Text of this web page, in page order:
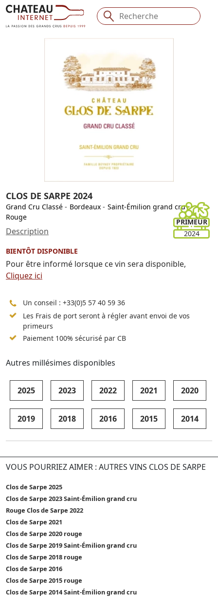
CLOS DE SARPE 2024
Grand Cru Classé - Bordeaux - Saint-Émilion grand cru-
Rouge
PRIMEUR
2024
Description
BIENTÔT DISPONIBLE
Pour être informé lorsque ce vin sera disponible,
Cliquez ici
Un conseil : +33(0)5 57 40 59 36
Les Frais de port seront à régler avant envoi de vos
primeurs
Paiement 100% sécurisé par CB
Autres millésimes disponibles
2025 2023 2022 2021 2020
2019 2018 2016 2015 2014
VOUS POURRIEZ AIMER : AUTRES VINS CLOS DE SARPE
Clos de Sarpe 2025
Clos de Sarpe 2023 Saint-Émilion grand cru
Rouge Clos de Sarpe 2022
Clos de Sarpe 2021
Clos de Sarpe 2020 rouge
Clos de Sarpe 2019 Saint-Émilion grand cru
Clos de Sarpe 2018 rouge
Clos de Sarpe 2016
Clos de Sarpe 2015 rouge
Clos de Sarpe 2014 Saint-Émilion grand cru